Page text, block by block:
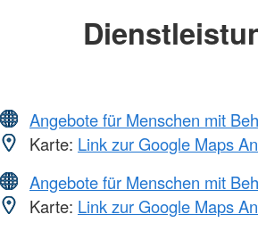
Angebote für Menschen mit
Karte: Link zur Google Maps
Angebote für Menschen mit
Karte: Link zur Google Maps